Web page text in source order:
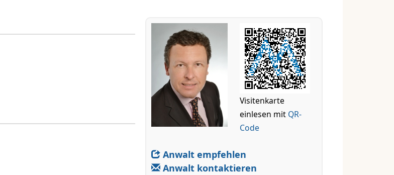
Visitenkarte
einlesen mit QR-
Code
Anwalt empfehlen
Anwalt kontaktieren